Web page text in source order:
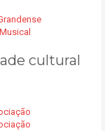
cultural